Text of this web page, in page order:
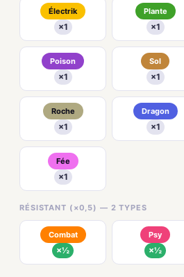
Électrik
×1
Plante
×1
Poison
×1
Sol
×1
Roche
×1
Dragon
×1
Fée
×1
RÉSISTANT (×0,5) — 2 TYPES
Combat
×½
Psy
×½